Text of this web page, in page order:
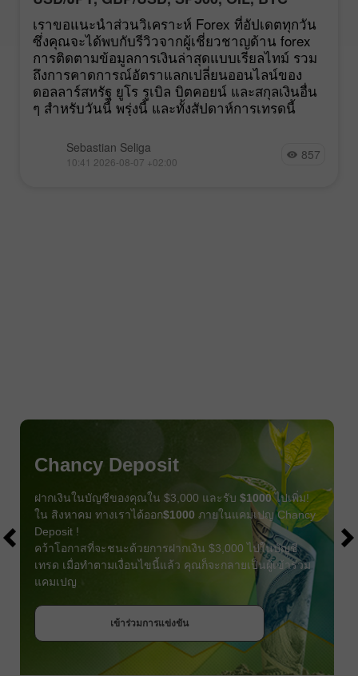
เราขอแนะนำส่วนวิเคราะห์ Forex ที่อัปเดตทุกวัน
ซึ่งคุณจะได้พบกับรีวิวจากผู้เชี่ยวชาญด้าน forex
การติดตามข้อมูลการเงินล่าสุดแบบเรียลไทม์ รวม
ถึงการคาดการณ์อัตราแลกเปลี่ยนออนไลน์ของ
ดอลลาร์สหรัฐ ยูโร รูเบิล บิตคอยน์ และสกุลเงินอื่น
ๆ สำหรับวันนี้ พรุ่งนี้ และทั้งสัปดาห์การเทรดนี้
Sebastian Seliga
10:41 2026-08-07 +02:00 857
Chancy Deposit
ฝากเงินในบัญชีของคุณใน $3,000 และรับ $1000ไปเพิ่ม!
ใน สิงหาคม ทางเราได้ออก$1000 ภายในแคมเปญ Chancy
Deposit !
คว้าโอกาสที่จะชนะด้วยการฝากเงิน $3,000 ไปในบัญชี
เทรด เมื่อทำตามเงื่อนไขนี้แล้ว คุณก็จะกลายเป็นผู้เข้าร่วม
แคมเปญ
เข้าร่วมการแข่งขัน